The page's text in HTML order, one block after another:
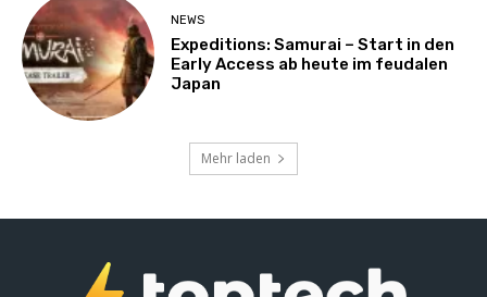
NEWS
Expeditions: Samurai – Start in den
Early Access ab heute im feudalen
Japan
Mehr laden